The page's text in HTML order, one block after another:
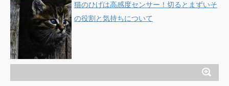
猫のひげは高感度センサー！切るとまずいそ
の役割と気持ちについて